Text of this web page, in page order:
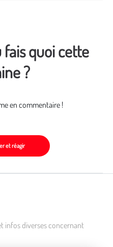
fais quoi cette
?
en commentaire !
et réagir
infos diverses concernant